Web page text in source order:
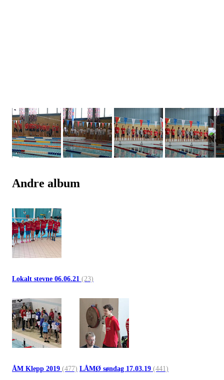
Andre album
Lokalt stevne 06.06.21 (23)
ÅM Klepp 2019 (477) LÅMØ søndag 17.03.19 (441)